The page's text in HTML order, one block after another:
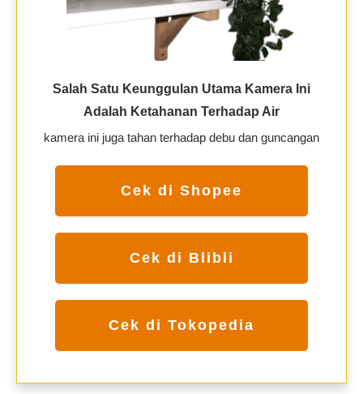
Salah Satu Keunggulan Utama Kamera Ini
Adalah Ketahanan Terhadap Air
kamera ini juga tahan terhadap debu dan guncangan
Cek di Shopee
Cek di Blibli
Cek di Tokopedia